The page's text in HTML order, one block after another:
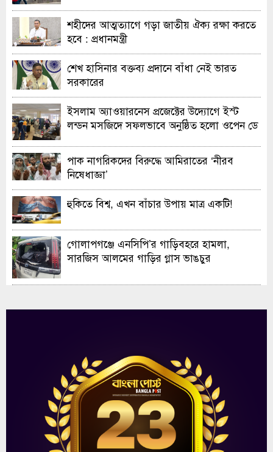
শহীদের আত্মত্যাগে গড়া জাতীয় ঐক্য রক্ষা করতে
হবে : প্রধানমন্ত্রী
শেখ হাসিনার বক্তব্য প্রদানে বাঁধা নেই ভারত
সরকারের
ইসলাম অ্যাওয়ারনেস প্রজেক্টের উদ্যোগে ইস্ট
লন্ডন মসজিদে সফলভাবে অনুষ্ঠিত হলো ওপেন ডে
পাক নাগরিকদের বিরুদ্ধে আমিরাতের ‘নীরব
নিষেধাজ্ঞা’
হুকিতে বিশ্ব, এখন বাঁচার উপায় মাত্র একটি!
গোলাপগঞ্জে এনসিপি’র গাড়িবহরে হামলা,
সারজিস আলমের গাড়ির গ্লাস ভাঙচুর